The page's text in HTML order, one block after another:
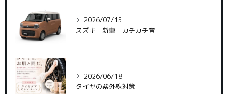
2026/07/15
スズキ 新車 カチカチ音
2026/06/18
タイヤの紫外線対策